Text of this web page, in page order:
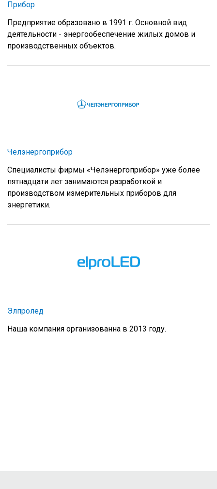
Прибор
Предприятие образовано в 1991 г. Основной вид
деятельности - энергообеспечение жилых домов и
производственных объектов.
Челэнергоприбор
Специалисты фирмы «Челэнергоприбор» уже более
пятнадцати лет занимаются разработкой и
производством измерительных приборов для
энергетики.
Элпролед
Наша компания организованна в 2013 году.